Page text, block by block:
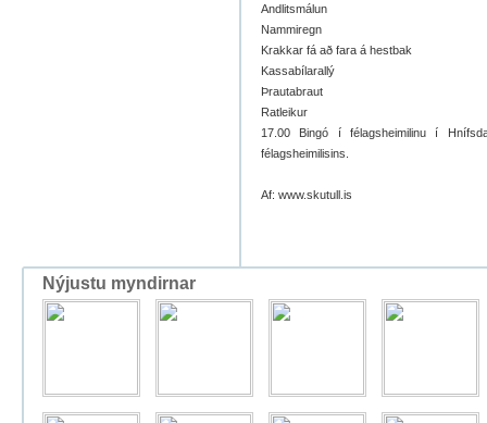
Andlitsmálun
Nammiregn
Krakkar fá að fara á hestbak
Kassabílarallý
Þrautabraut
Ratleikur
17.00 Bingó í félagsheimilinu í
félagsheimilisins.
Af: www.skutull.is
Nýjustu myndirnar